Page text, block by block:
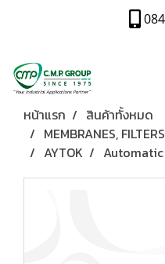
หน้าแรก
สินค้าทั้งหมด
MEMBRANES,
AYTOK